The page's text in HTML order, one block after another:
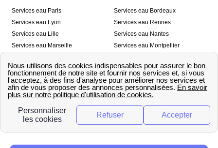
Services eau Paris
Services eau Lyon
Services eau Lille
Services eau Marseille
Services eau Toulon
Services eau Bordeaux
Services eau Rennes
Services eau Nantes
Services eau Montpellier
Services eau Strasbourg
Nos outils
🛁 Simulateur consommation eau
💧 Comparer les fournisseurs
d’eau